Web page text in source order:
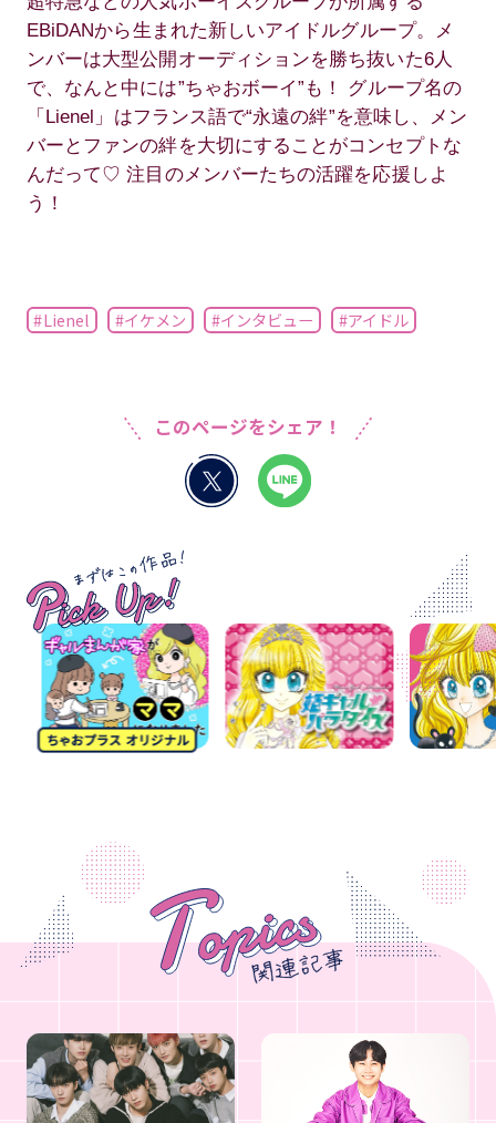
EBiDANから生まれた新しいアイドルグループ。メ
ンバーは大型公開オーディションを勝ち抜いた6人
で、なんと中には”ちゃおボーイ”も！ グループ名の
「Lienel」はフランス語で“永遠の絆”を意味し、メン
バーとファンの絆を大切にすることがコンセプトな
んだって♡ 注目のメンバーたちの活躍を応援しよ
う！
#Lienel #イケメン #インタビュー #アイドル
このページをシェア！